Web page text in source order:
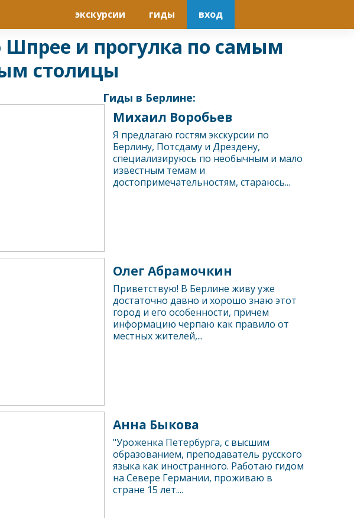
экскурсии гиды вход
Шпрее и прогулка по самым
столицы
Гиды в Берлине:
Михаил Воробьев
Я предлагаю гостям экскурсии по
Берлину, Потсдаму и Дрездену,
специализируюсь по необычным и мало
известным темам и
достопримечательностям, стараюсь...
Олег Абрамочкин
Приветствую! В Берлине живу уже
достаточно давно и хорошо знаю этот
город и его особенности, причем
информацию черпаю как правило от
местных жителей,...
Анна Быкова
"Уроженка Петербурга, с высшим
образованием, преподаватель русского
языка как иностранного. Работаю гидом
на Севере Германии, проживаю в
стране 15 лет....